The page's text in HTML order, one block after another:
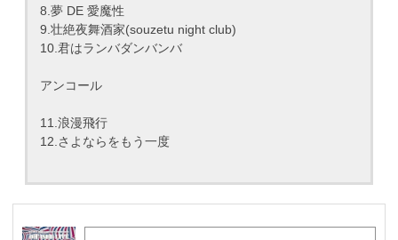
8.夢 DE 愛魔性
9.壮絶夜舞酒家(souzetu night club)
10.君はランバダンバンバ
アンコール
11.浪漫飛行
12.さよならをもう一度